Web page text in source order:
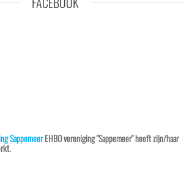
SappemeerEHBO vereniging "Sappemeer" heeft zijn/haar